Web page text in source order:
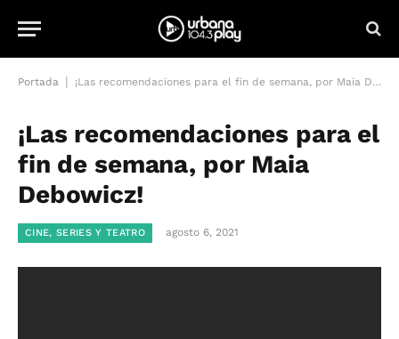
Portada ¡Las recomendaciones para el fin de semana, por Maia Debowicz!
¡Las recomendaciones para el
fin de semana, por Maia
Debowicz!
CINE, SERIES Y TEATRO agosto 6, 2021